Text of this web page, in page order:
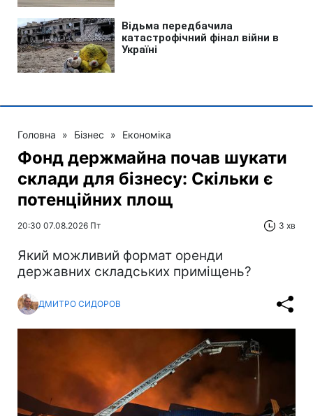
Головна » Бізнес » Економіка
Фонд держмайна почав шукати
склади для бізнесу: Скільки є
потенційних площ
20:30 07.08.2026 Пт 3 хв
Який можливий формат оренди
державних складських приміщень?
ДМИТРО СИДОРОВ